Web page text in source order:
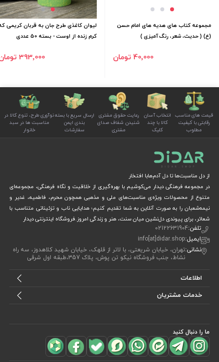
مجموعه کتاب های هدیه های امام حسن
(ع) ( حدیث، شعر، رنگ آمیزی )
40٬000 تومان
لیوان کاغذی طرح جان به قربان کریمی
کرم زنده از اوست - بسته 50 عددی
393٬000 تومان
قیمت های مناسب
رقابتی با کیفیت
مطلوب
انتخاب آسان
کالا با چند
کلیک
رعایت حقوق مشتری
شنیدن شفاف صدای
مشتری
ارسال سریع با بسته
بندی ایمن
سفارشات
نوآوری طرح، تنوع کالا در
مناسبت ها در سبد
خانوار
از دل مناسبت‌ها تا دل آدم‌هابا افتخار
در مجموعه فرهنگی دیدار می‌کوشیم با بهره‌گیری از خلاقیت و نگاه فرهنگی، مجموعه‌ای
متنوع از محصولات ویژه‌ی مناسبت‌های ملی و مذهبی همچون محرم، فاطمیه، غدیر و
نیمه‌شعبان را به صورت آنلاین به شما تقدیم کنیم؛ هدایایی ناب و تزئیناتی متناسب با
شعائر، برای پیوندی دل‌نشین میان سنت، هنر و زندگی امروز.فروشگاه اینترنتی دیدار
تلفن:02122631904
ایمیل:info[at]didar.shop
نشانی:تهران، خیابان شریعتی، با لاتر از قلهک، خیابان شهید کلاهدوز، سه راه
نشاط، جنب فروشگاه نیکو تن پوش، پلاک 357،طبقه اول شرقی
اطلاعات
خدمات مشتریان
ما را دنبال کنید